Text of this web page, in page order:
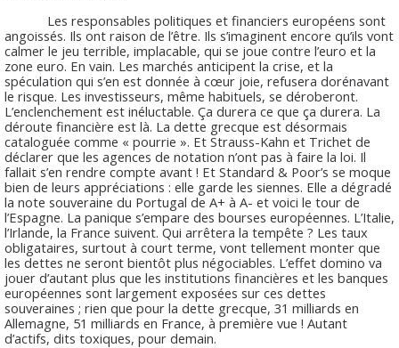
Les responsables politiques et financiers européens sont
angoissés. Ils ont raison de l’être. Ils s’imaginent encore qu’ils vont
calmer le jeu terrible, implacable, qui se joue contre l’euro et la
zone euro. En vain. Les marchés anticipent la crise, et la
spéculation qui s’en est donnée à cœur joie, refusera dorénavant
le risque. Les investisseurs, même habituels, se déroberont.
L’enclenchement est inéluctable. Ça durera ce que ça durera. La
déroute financière est là. La dette grecque est désormais
cataloguée comme « pourrie ». Et Strauss-Kahn et Trichet de
déclarer que les agences de notation n’ont pas à faire la loi. Il
fallait s’en rendre compte avant ! Et Standard & Poor’s se moque
bien de leurs appréciations : elle garde les siennes. Elle a dégradé
la note souveraine du Portugal de A+ à A- et voici le tour de
l’Espagne. La panique s’empare des bourses européennes. L’Italie,
l’Irlande, la France suivent. Qui arrêtera la tempête ? Les taux
obligataires, surtout à court terme, vont tellement monter que
les dettes ne seront bientôt plus négociables. L’effet domino va
jouer d’autant plus que les institutions financières et les banques
européennes sont largement exposées sur ces dettes
souveraines ; rien que pour la dette grecque, 31 milliards en
Allemagne, 51 milliards en France, à première vue ! Autant
d’actifs, dits toxiques, pour demain.